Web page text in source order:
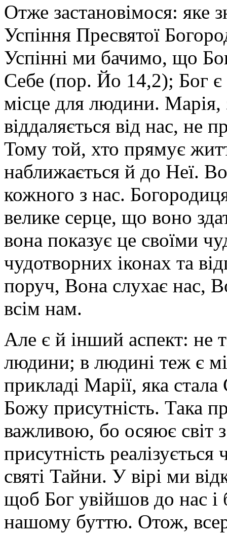
Отже застановімося: яке
Успіння Пресвятої
Успінні ми бачимо, що
Себе (пор. Йо 14,2); Бог
місце для людини.
віддаляється від нас, не
Тому той, хто прямує
наближається й до Неї.
кожного з нас.
велике серце, що воно
вона показує це своїми
чудотворних іконах та
поруч, Вона слухає нас,
всім нам.
Але є й інший аспект: не
людини; в людині теж є
прикладі Марії, яка
Божу присутність. Така
важливою, бо осяює світ
присутність
святі Тайни. У вірі ми
щоб Бог увійшов до нас і
нашому буттю. Отож,